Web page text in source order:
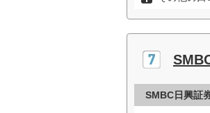
SMBC日興証